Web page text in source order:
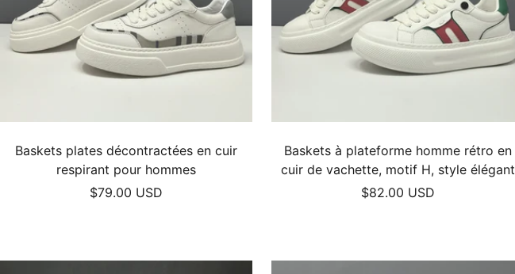
Baskets plates décontractées en cuir
respirant pour hommes
Prix
$79.00 USD
Baskets à plateforme homme rétro en
cuir de vachette, motif H, style élégant
Prix
$82.00 USD